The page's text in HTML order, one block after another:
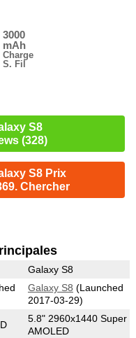
3000
mAh
Charge
S. Fil
S8
(328)
S8 Prix
Chercher
Galaxy S8
Galaxy S8 (Launched
2017-03-29)
5.8" 2960x1440 Super
AMOLED